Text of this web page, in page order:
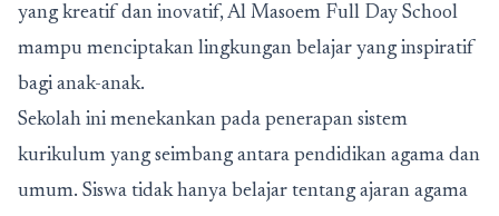
yang kreatif dan inovatif, Al Masoem Full Day School
mampu menciptakan lingkungan belajar yang inspiratif
bagi anak-anak.
Sekolah ini menekankan pada penerapan sistem
kurikulum yang seimbang antara pendidikan agama dan
umum. Siswa tidak hanya belajar tentang ajaran agama